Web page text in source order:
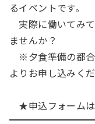
るイベントです。
実際に働いてみ
ませんか？
※夕食準備の都合
よりお申し込みくだ
★申込フォームは